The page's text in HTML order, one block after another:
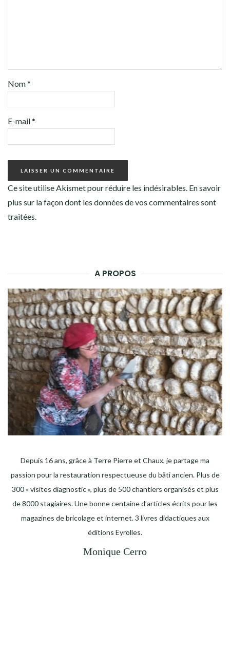
Nom*
E-mail*
Ce site utilise Akismet pour réduire les indésirables. En savoir
plus sur la façon dont les données de vos commentaires sont
traitées
A PROPOS
Depuis 16 ans, grâce à Terre Pierre et Chaux, je partage ma
passion pour la restauration respectueuse du bâti ancien. Plus de
300 « visites diagnostic », plus de 500 chantiers organisés et plus
de 8000 stagiaires. Une bonne centaine d’articles écrits pour les
magazines de bricolage et internet. 3 livres didactiques aux
éditions Eyrolles.
Monique Cerro